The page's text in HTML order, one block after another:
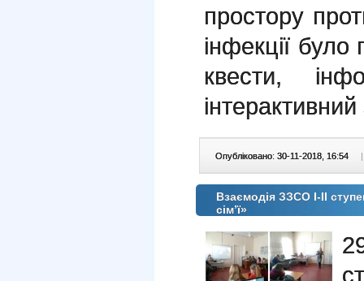
простору
інфекції
квести,
інтерактивний
Опубліковано: 30-11-2018, 16:54 |
Взаємодія ЗЗСО І-ІІ
сім’ї»